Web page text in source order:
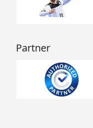
Partner